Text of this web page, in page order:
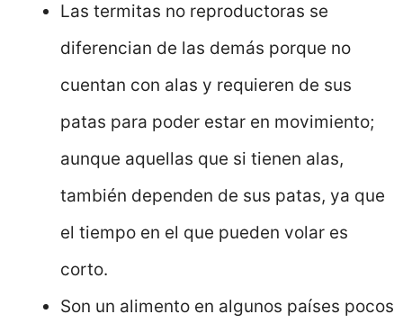
Las termitas no reproductoras se
diferencian de las demás porque no
cuentan con alas y requieren de sus
patas para poder estar en movimiento;
aunque aquellas que si tienen alas,
también dependen de sus patas, ya que
el tiempo en el que pueden volar es
corto.
Son un alimento en algunos países pocos